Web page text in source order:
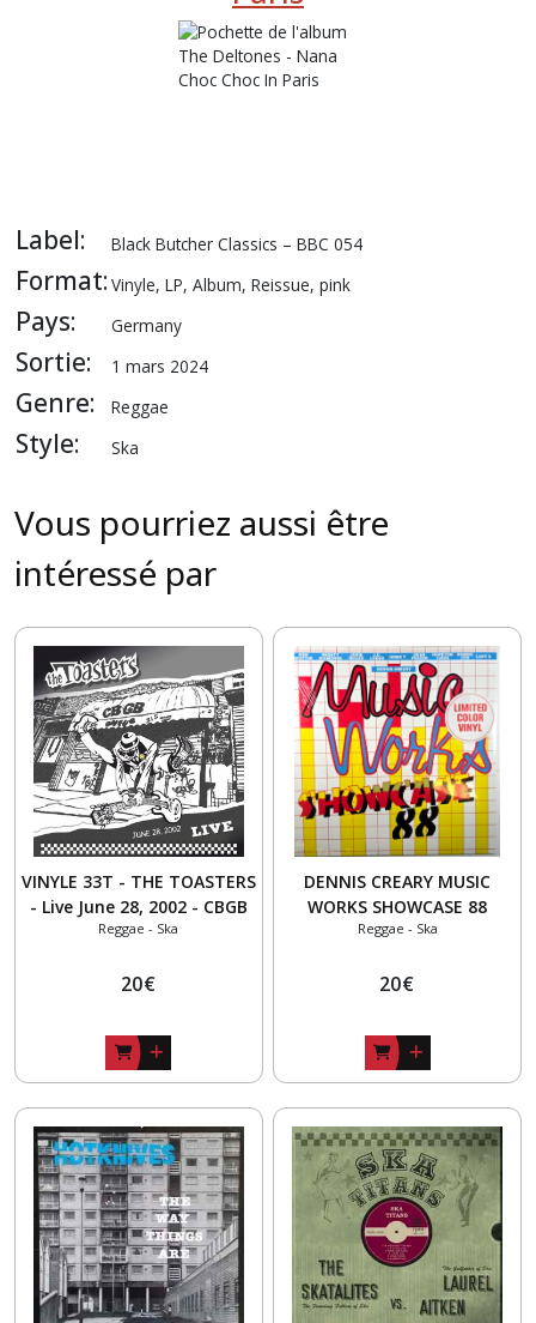
Label: Black Butcher Classics – BBC 054
Format: Vinyle, LP, Album, Reissue, pink
Pays: Germany
Sortie: 1 mars 2024
Genre: Reggae
Style: Ska
Vous pourriez aussi être
intéressé par
VINYLE 33T - THE TOASTERS
- Live June 28, 2002 - CBGB
Reggae - Ska
20€
DENNIS CREARY MUSIC
WORKS SHOWCASE 88
LIMITED COLOR VINYL
Reggae - Ska
20€